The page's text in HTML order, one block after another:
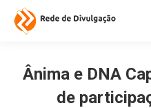
Ânima e DNA
de